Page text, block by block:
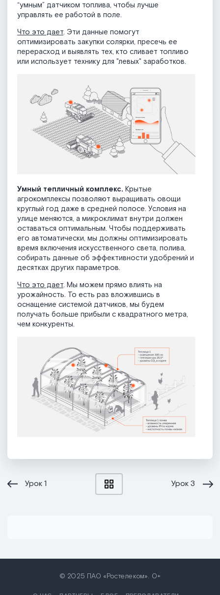
“умным” датчиком топлива, чтобы лучше
управлять ее работой в поле.
Что это дает. Эти данные помогут
оптимизировать закупки солярки, пресечь ее
перерасход и выявлять тех, кто сливает топливо
или использует технику для "левых" заработков.
Умный тепличный комплекс. Крытые
агрокомплексы позволяют выращивать овощи
круглый год даже в средней полосе. Условия на
улице меняются, а микроклимат внутри должен
оставаться оптимальным. Чтобы поддерживать
его автоматически, мы должны оптимизировать
время включения искусственного света, полива,
собирать данные об эффективности удобрений и
десятках других параметров.
Что это дает. Мы можем прямо влиять на
урожайность. То есть раз вложившись в
оснащение системой датчиков, мы будем
получать больше прибыли с квадратного метра,
чем конкуренты.
Урок1 Урок3
© 2025 ПАО «Ростелеком». 0+